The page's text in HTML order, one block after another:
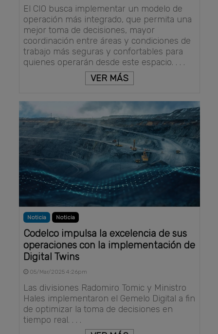
El CIO busca implementar un modelo de
operación más integrado, que permita una
mejor toma de decisiones, mayor
coordinación entre áreas y condiciones de
trabajo más seguras y confortables para
quienes operarán desde este espacio. . . .
VER MÁS
Noticia Noticia
Codelco impulsa la excelencia de sus
operaciones con la implementación de
Digital Twins
05/Mar/2025 4:26pm
Las divisiones Radomiro Tomic y Ministro
Hales implementaron el Gemelo Digital a fin
de optimizar la toma de decisiones en
tiempo real. . . .